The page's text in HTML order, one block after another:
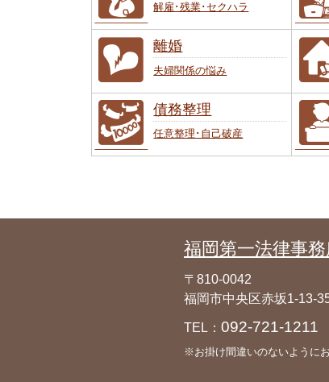
解雇･残業･セクハラ
離婚
夫婦関係の悩み
債務整理
任意整理･自己破産
福岡第一法律事務
〒810-0042
福岡市中央区赤坂1-13-
TEL： 092-721-1211
※お掛け間違いのないように